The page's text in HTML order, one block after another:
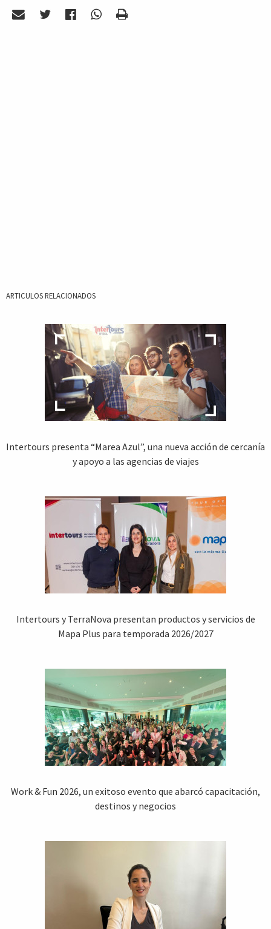
ARTICULOS RELACIONADOS
Intertours presenta “Marea Azul”, una nueva acción de cercanía
y apoyo a las agencias de viajes
Intertours y TerraNova presentan productos y servicios de
Mapa Plus para temporada 2026/2027
Work & Fun 2026, un exitoso evento que abarcó capacitación,
destinos y negocios